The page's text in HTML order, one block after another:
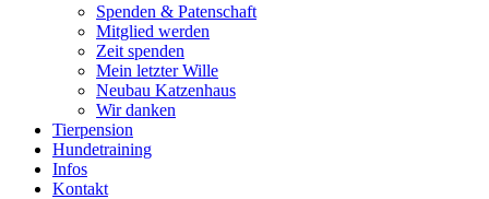
Spenden & Patenschaft
Mitglied werden
Zeit spenden
Mein letzter Wille
Neubau Katzenhaus
Wir danken
Tierpension
Hundetraining
Infos
Kontakt